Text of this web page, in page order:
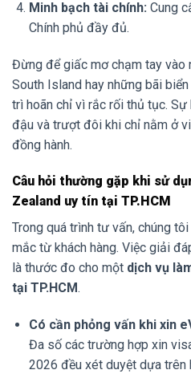
Minh bạch tài chính: Cung
Chính phủ đầy đủ.
Đừng để giấc mơ chạm tay vào
South Island hay những bãi
trì hoãn chỉ vì rắc rối thủ tục.
đậu và trượt đôi khi chỉ nằm ở
đồng hành.
Câu hỏi thường gặp khi sử
Zealand uy tín tại TP.HCM
Trong quá trình tư vấn, chúng
mắc từ khách hàng. Việc giải
là thước đo cho một dịch vụ
tại TP.HCM.
Có cần phỏng vấn khi xin
Đa số các trường hợp xin
2026 đều xét duyệt dựa trên